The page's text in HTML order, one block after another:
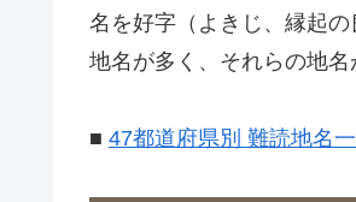
名を好字（よきじ、縁起
地名が多く、それらの地
■ 47都道府県別 難読地名